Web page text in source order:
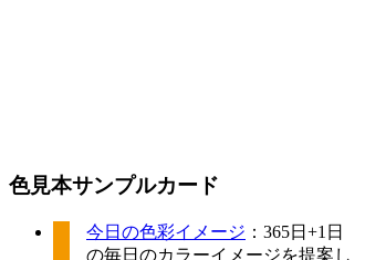
色見本サンプルカード
今日の色彩イメージ ：365日+1日
の毎日のカラーイメージを提案し